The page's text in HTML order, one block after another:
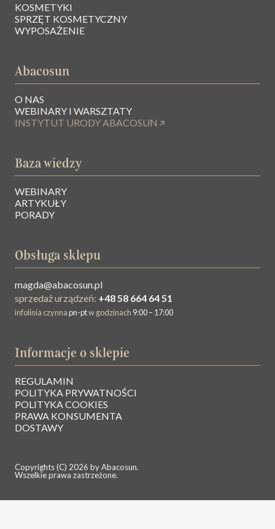
O NAS
BAZA WIEDZY
KOSMETYKI
SPRZĘT KOSMETYCZNY
WYPOSAŻENIE
Baza wiedzy
WEBINARY
ARTYKUŁY
PORADY
Obsługa sklepu
magda@abacosun.pl
sprzedaż urządzeń: +48 58 664 64 51
infolinia czynnapn-ptw godzinach 9:00 – 17:00
Abacosun
O NAS
WEBINARY I WARSZTATY
INSTYTUT URODY ABACOSUN
Informacje o sklepie
REGULAMIN
POLITYKA PRYWATNOŚCI
POLITYKA COOKIES
PRAWA KONSUMENTA
DOSTAWY
Copyrights (C) 2026 by Abacosun.
Wszelkie prawa zastrzeżone.